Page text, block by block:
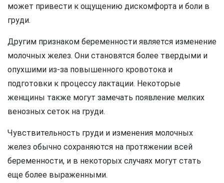
может привести к ощущению дискомфорта и боли в
груди.
Другим признаком беременности является изменение
молочных желез. Они становятся более твердыми и
опухшими из-за повышенного кровотока и
подготовки к процессу лактации. Некоторые
женщины также могут замечать появление мелких
венозных сеток на груди.
Чувствительность груди и изменения молочных
желез обычно сохраняются на протяжении всей
беременности, и в некоторых случаях могут стать
еще более выраженными.